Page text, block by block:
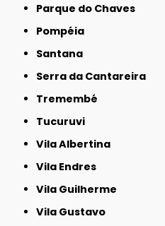
Parque do Chaves
Pompéia
Santana
Serra da Cantareira
Tremembé
Tucuruvi
Vila Albertina
Vila Endres
Vila Guilherme
Vila Gustavo